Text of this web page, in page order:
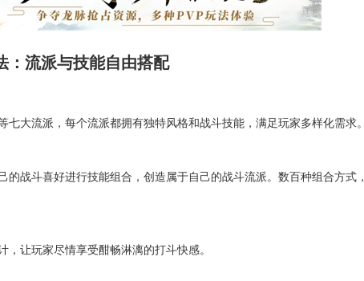
：流派与技能自由搭配
大流派，每个流派都拥有独特风格和战斗技能，满足玩家多样化需求。
战斗喜好进行技能组合，创造属于自己的战斗流派。数百种组合方式，
让玩家尽情享受酣畅淋漓的打斗快感。